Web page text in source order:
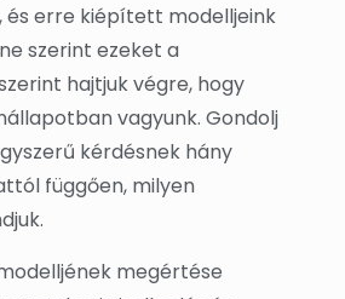
és erre kiépített modelljeink
szerint ezeket a
hajtjuk végre, hogy
vagyunk. Gondolj
kérdésnek hány
függően, milyen
megértése